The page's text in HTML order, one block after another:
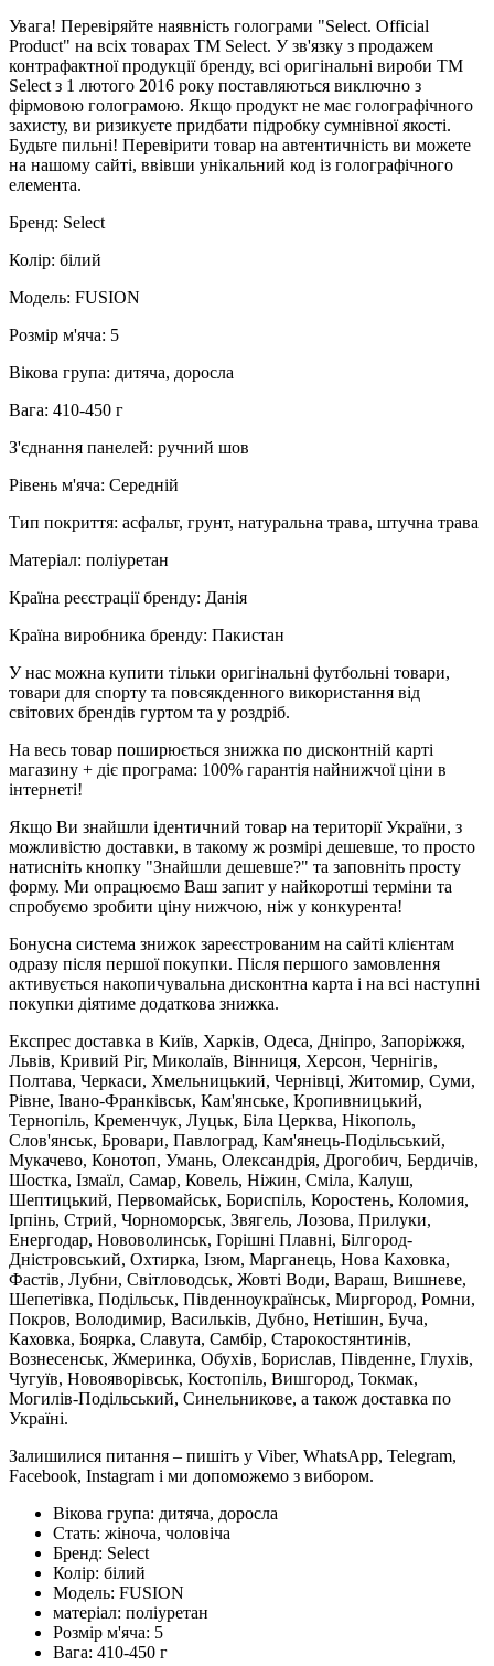
Увага! Перевіряйте наявність голограми "Select. Official
Product" на всіх товарах ТМ Select. У зв'язку з продажем
контрафактної продукції бренду, всі оригінальні вироби ТМ
Select з 1 лютого 2016 року поставляються виключно з
фірмовою голограмою. Якщо продукт не має голографічного
захисту, ви ризикуєте придбати підробку сумнівної якості.
Будьте пильні! Перевірити товар на автентичність ви можете
на нашому сайті, ввівши унікальний код із голографічного
елемента.
Бренд: Select
Колір: білий
Модель: FUSION
Розмір м'яча: 5
Вікова група: дитяча, доросла
Вага: 410-450 г
З'єднання панелей: ручний шов
Рівень м'яча: Середній
Тип покриття: асфальт, грунт, натуральна трава, штучна трава
Матеріал: поліуретан
Країна реєстрації бренду: Данія
Країна виробника бренду: Пакистан
У нас можна купити тільки оригінальні футбольні товари,
товари для спорту та повсякденного використання від
світових брендів гуртом та у роздріб.
На весь товар поширюється знижка по дисконтній карті
магазину + діє програма: 100% гарантія найнижчої ціни в
інтернеті!
Якщо Ви знайшли ідентичний товар на території України, з
можливістю доставки, в такому ж розмірі дешевше, то просто
натисніть кнопку "Знайшли дешевше?" та заповніть просту
форму. Ми опрацюємо Ваш запит у найкоротші терміни та
спробуємо зробити ціну нижчою, ніж у конкурента!
Бонусна система знижок зареєстрованим на сайті клієнтам
одразу після першої покупки. Після першого замовлення
активується накопичувальна дисконтна карта і на всі наступні
покупки діятиме додаткова знижка.
Експрес доставка в Київ, Харків, Одеса, Дніпро, Запоріжжя,
Львів, Кривий Ріг, Миколаїв, Вінниця, Херсон, Чернігів,
Полтава, Черкаси, Хмельницький, Чернівці, Житомир, Суми,
Рівне, Івано-Франківськ, Кам'янське, Кропивницький,
Тернопіль, Кременчук, Луцьк, Біла Церква, Нікополь,
Слов'янськ, Бровари, Павлоград, Кам'янець-Подільський,
Мукачево, Конотоп, Умань, Олександрія, Дрогобич, Бердичів,
Шостка, Ізмаїл, Самар, Ковель, Ніжин, Сміла, Калуш,
Шептицький, Первомайськ, Бориспіль, Коростень, Коломия,
Ірпінь, Стрий, Чорноморськ, Звягель, Лозова, Прилуки,
Енергодар, Нововолинськ, Горішні Плавні, Білгород-
Дністровський, Охтирка, Ізюм, Марганець, Нова Каховка,
Фастів, Лубни, Світловодськ, Жовті Води, Вараш, Вишневе,
Шепетівка, Подільськ, Південноукраїнськ, Миргород, Ромни,
Покров, Володимир, Васильків, Дубно, Нетішин, Буча,
Каховка, Боярка, Славута, Самбір, Старокостянтинів,
Вознесенськ, Жмеринка, Обухів, Борислав, Південне, Глухів,
Чугуїв, Новояворівськ, Костопіль, Вишгород, Токмак,
Могилів-Подільський, Синельникове, а також доставка по
Україні.
Залишилися питання – пишіть у Viber, WhatsApp, Telegram,
Facebook, Instagram і ми допоможемо з вибором.
Вікова група: дитяча, доросла
Стать: жіноча, чоловіча
Бренд: Select
Колір: білий
Модель: FUSION
матеріал: поліуретан
Розмір м'яча: 5
Вага: 410-450 г